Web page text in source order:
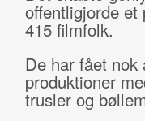
offentligjorde et
415 filmfolk.
De har fået
produktioner
trusler og